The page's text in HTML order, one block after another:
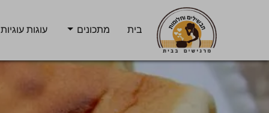
בית מתכונים עוגות